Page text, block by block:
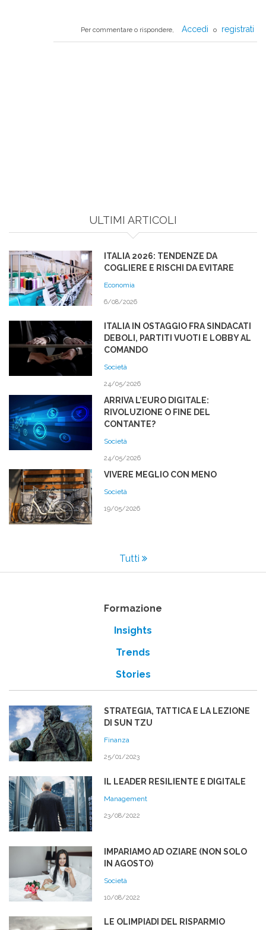
Per commentare o rispondere, Accedi o registrati
ULTIMI ARTICOLI
ITALIA 2026: TENDENZE DA
COGLIERE E RISCHI DA EVITARE
Economia
6/08/2026
ITALIA IN OSTAGGIO FRA SINDACATI
DEBOLI, PARTITI VUOTI E LOBBY AL
COMANDO
Società
24/05/2026
ARRIVA L’EURO DIGITALE:
RIVOLUZIONE O FINE DEL
CONTANTE?
Società
24/05/2026
VIVERE MEGLIO CON MENO
Società
19/05/2026
Tutti
Formazione
Insights
Trends
Stories
STRATEGIA, TATTICA E LA LEZIONE
DI SUN TZU
Finanza
25/01/2023
IL LEADER RESILIENTE E DIGITALE
Management
23/08/2022
IMPARIAMO AD OZIARE (NON SOLO
IN AGOSTO)
Società
10/08/2022
LE OLIMPIADI DEL RISPARMIO